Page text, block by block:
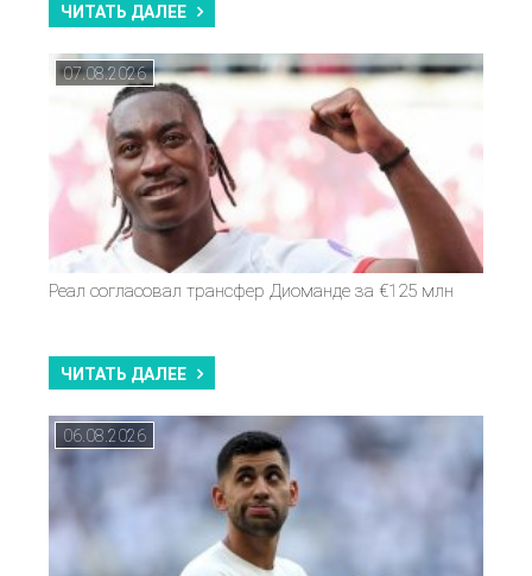
ЧИТАТЬ ДАЛЕЕ
07.08.2026
Реал согласовал трансфер Диоманде за €125 млн
ЧИТАТЬ ДАЛЕЕ
06.08.2026